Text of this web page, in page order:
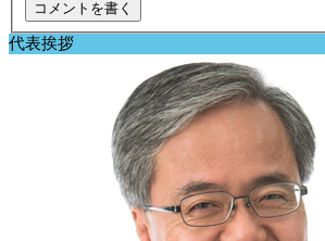
代表挨拶